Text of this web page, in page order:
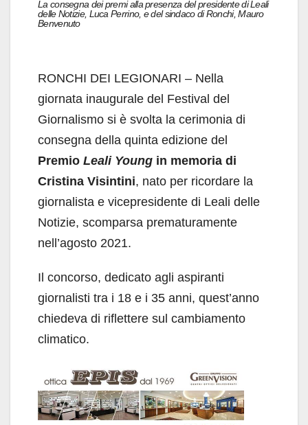
La consegna dei premi alla presenza del presidente di Leali
delle Notizie, Luca Perrino, e del sindaco di Ronchi, Mauro
Benvenuto
RONCHI DEI LEGIONARI – Nella
giornata inaugurale del Festival del
Giornalismo si è svolta la cerimonia di
consegna della quinta edizione del
Premio Leali Young in memoria di
Cristina Visintini, nato per ricordare la
giornalista e vicepresidente di Leali delle
Notizie, scomparsa prematuramente
nell’agosto 2021.
Il concorso, dedicato agli aspiranti
giornalisti tra i 18 e i 35 anni, quest’anno
chiedeva di riflettere sul cambiamento
climatico.